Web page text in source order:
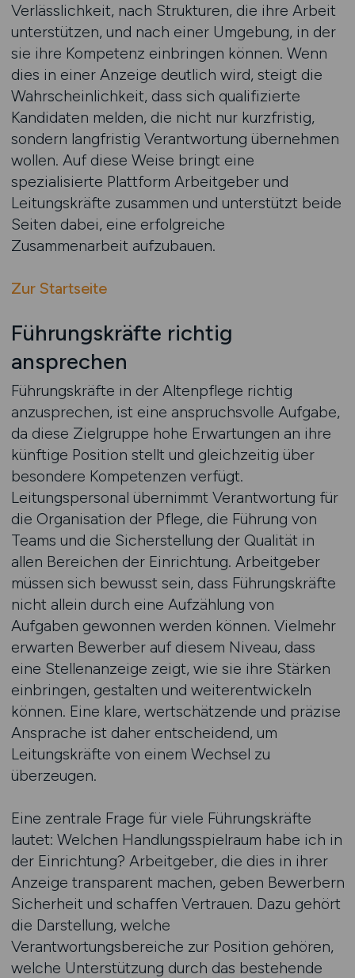
Verlässlichkeit, nach Strukturen, die ihre Arbeit
unterstützen, und nach einer Umgebung, in der
sie ihre Kompetenz einbringen können. Wenn
dies in einer Anzeige deutlich wird, steigt die
Wahrscheinlichkeit, dass sich qualifizierte
Kandidaten melden, die nicht nur kurzfristig,
sondern langfristig Verantwortung übernehmen
wollen. Auf diese Weise bringt eine
spezialisierte Plattform Arbeitgeber und
Leitungskräfte zusammen und unterstützt beide
Seiten dabei, eine erfolgreiche
Zusammenarbeit aufzubauen.
Zur Startseite
Führungskräfte richtig
ansprechen
Führungskräfte in der Altenpflege richtig
anzusprechen, ist eine anspruchsvolle Aufgabe,
da diese Zielgruppe hohe Erwartungen an ihre
künftige Position stellt und gleichzeitig über
besondere Kompetenzen verfügt.
Leitungspersonal übernimmt Verantwortung für
die Organisation der Pflege, die Führung von
Teams und die Sicherstellung der Qualität in
allen Bereichen der Einrichtung. Arbeitgeber
müssen sich bewusst sein, dass Führungskräfte
nicht allein durch eine Aufzählung von
Aufgaben gewonnen werden können. Vielmehr
erwarten Bewerber auf diesem Niveau, dass
eine Stellenanzeige zeigt, wie sie ihre Stärken
einbringen, gestalten und weiterentwickeln
können. Eine klare, wertschätzende und präzise
Ansprache ist daher entscheidend, um
Leitungskräfte von einem Wechsel zu
überzeugen.
Eine zentrale Frage für viele Führungskräfte
lautet: Welchen Handlungsspielraum habe ich in
der Einrichtung? Arbeitgeber, die dies in ihrer
Anzeige transparent machen, geben Bewerbern
Sicherheit und schaffen Vertrauen. Dazu gehört
die Darstellung, welche
Verantwortungsbereiche zur Position gehören,
welche Unterstützung durch das bestehende